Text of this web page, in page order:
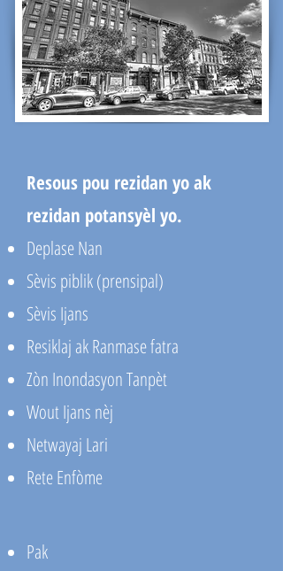
Resous pou rezidan yo ak
rezidan potansyèl yo.
Deplase Nan
Sèvis piblik (prensipal)
Sèvis Ijans
Resiklaj ak Ranmase fatra
Zòn Inondasyon Tanpèt
Wout Ijans nèj
Netwayaj Lari
Rete Enfòme
Pak